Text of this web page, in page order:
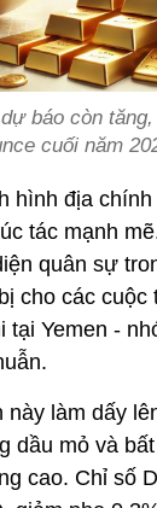
báo còn
cuối năm
hình địa
tác mạnh
quân sự
cho các cuộc
tại Yemen -
này làm dấy
dầu mỏ và
cao. Chỉ số